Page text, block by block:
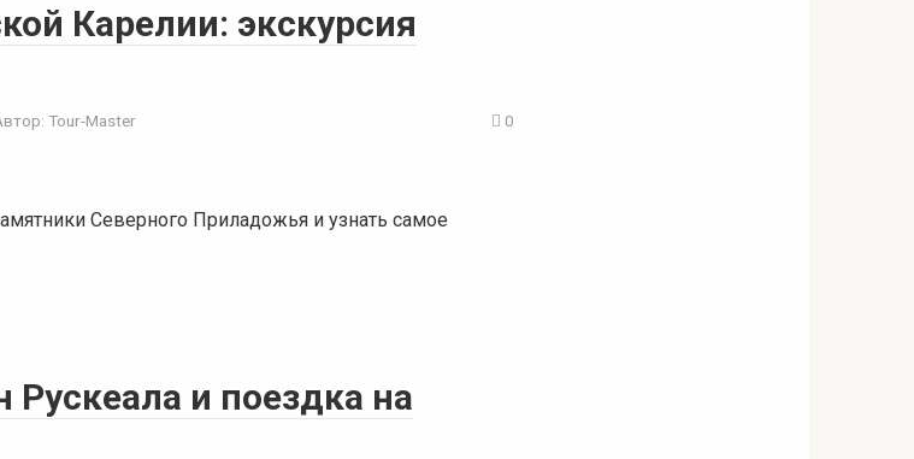
Карелии: экскурсия
Tour-Master 0
Северного Приладожья и узнать самое
и поездка на